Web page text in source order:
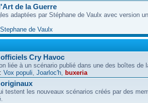
de la Guerre
adaptées par Stéphane de Vaulx avec version
Stephane de Vaulx
Cry Havoc
liée à un scénario publié dans une des boîtes de
Vox populi, Joarloc'h, buxeria
testent les nouveaux scénarios créés par des